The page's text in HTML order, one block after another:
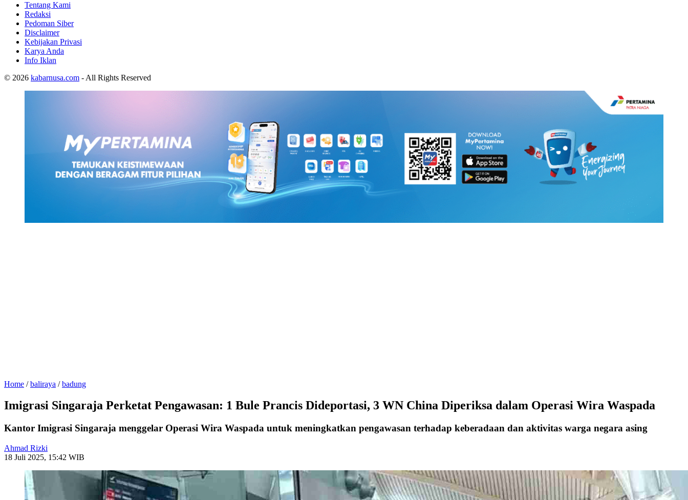
Tentang Kami
Redaksi
Pedoman Siber
Disclaimer
Kebijakan Privasi
Karya Anda
Info Iklan
© 2026 kabarnusa.com - All Rights Reserved
Home /baliraya /badung
Imigrasi Singaraja Perketat Pengawasan: 1 Bule Prancis Dideportasi, 3 WN China Diperiksa dalam Operasi Wira Waspada
Kantor Imigrasi Singaraja menggelar Operasi Wira Waspada untuk meningkatkan pengawasan terhadap keberadaan dan aktivitas warga negara asing
Ahmad Rizki
18 Juli 2025, 15:42 WIB